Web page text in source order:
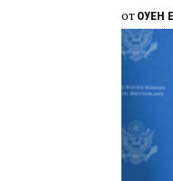
от ОУЕН